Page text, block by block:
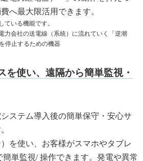
へ最大限活用できます。
ている機能です。
力会社の送電線（系統）に流れていく「逆潮
停止するための機器
使い、遠隔から簡単監視・
ステム導入後の簡単保守・安心サ
を使い、お客様がスマホやタブレ
簡単監視/ 操作できます。発電や異常